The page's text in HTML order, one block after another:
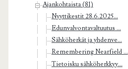
Ajankohtaista (81)
Nyyttikestit 28.6.2025...
Edunvalvontavaltuutus ...
Sähköherkät ja yhdenve...
Remembering Nearfield ...
Tietoisku sähköherkkyy...